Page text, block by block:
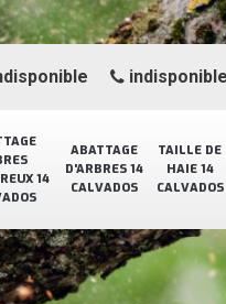
14
ABATTAGE
D'ARBRES 14
CALVADOS
TAILLE DE
HAIE 14
CALVADOS
indisponible